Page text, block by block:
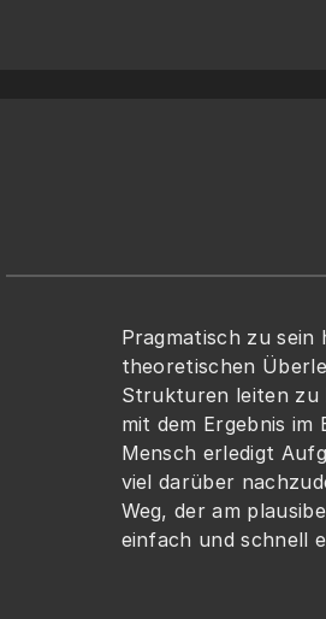
Pragmatisch zu
theoretischen
Strukturen leiten zu
mit dem Ergebnis im
Mensch erledigt
viel darüber
Weg, der am
einfach und schnell